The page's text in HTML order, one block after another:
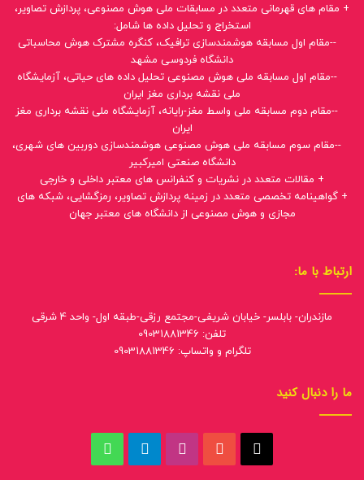
+ مقام های قهرمانی متعدد در مسابقات ملی هوش مصنوعی، پردازش تصاویر،
استخراج و تحلیل داده ها شامل:
--مقام اول مسابقه هوشمندسازی ترافیک، کنگره مشترک هوش محاسباتی
دانشگاه فردوسی مشهد
--مقام اول مسابقه ملی هوش مصنوعی تحلیل داده های حیاتی، آزمایشگاه
ملی نقشه برداری مغز ایران
--مقام دوم مسابقه ملی واسط مغز-رایانه، آزمایشگاه ملی نقشه برداری مغز
ایران
--مقام سوم مسابقه ملی هوش مصنوعی هوشمندسازی دوربین های شهری،
دانشگاه صنعتی امیرکبیر
+ مقالات متعدد در نشریات و کنفرانس های معتبر داخلی و خارجی
+ گواهینامه تخصصی متعدد در زمینه پردازش تصاویر، رمزگشایی، شبکه های
مجازی و هوش مصنوعی از دانشگاه های معتبر جهان
ارتباط با ما:
مازندران- بابلسر- خیابان شریفی-مجتمع رزقی-طبقه اول- واحد 4 شرقی
تلفن: 09031881346
تلگرام و واتساپ: 09031881346
ما را دنبال کنید
ایکس یوتیوب اینستاگرامتلگرام